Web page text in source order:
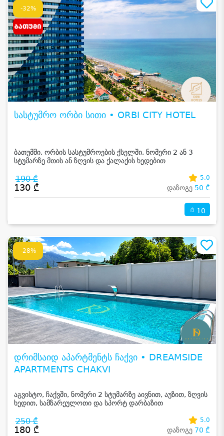
-32%
სასტუმრო ორბი სითი • ORBI CITY HOTEL
ბათუმში, ორბის სასტუმროების ქსელში, ნომერი 2 ან 3
სტუმარზე მთის ან ზღვის და ქალაქის ხედებით
190 ₾
130 ₾
5.0
დაზოგე 50 ₾
10
-28%
დრიმსაიდ აპარტმენტს ჩაქვი • DREAMSIDE
APARTMENTS CHAKVI
აგვისტო, ჩაქვში, ნომერი 2 სტუმარზე აივნით, აუზით, ზღვის
ხედით, სამზარეულოთი და სპორტ დარბაზით
250 ₾
180 ₾
5.0
დაზოგე 70 ₾